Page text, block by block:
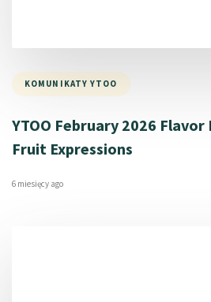
KOMUNIKATY YTOO
YTOO February 2026 Flavor
Fruit Expressions
6 miesięcy ago